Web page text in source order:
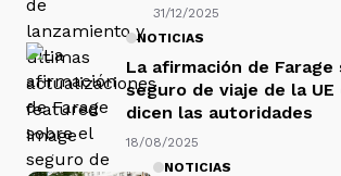
31/12/2025
NOTICIAS
La afirmación de
seguro de viaje de la UE
dicen las autoridades
18/08/2025
NOTICIAS